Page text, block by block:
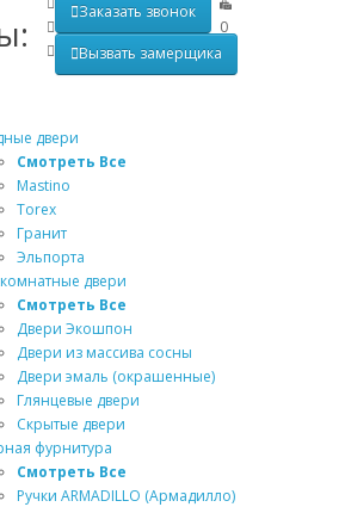
Заказать звонок
Вызвать замерщика
0
двери
Смотреть Все
Mastino
Torex
Гранит
Эльпорта
двери
Смотреть Все
Двери Экошпон
Двери из массива сосны
Двери эмаль (окрашенные)
Глянцевые двери
Скрытые двери
фурнитура
Смотреть Все
Ручки ARMADILLO (Армадилло)